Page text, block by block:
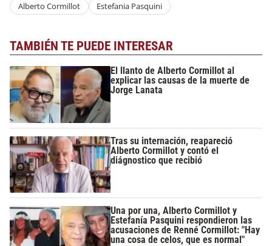
Alberto Cormillot Estefania Pasquini
TAMBIÉN TE PUEDE INTERESAR
El llanto de Alberto Cormillot al
explicar las causas de la muerte de
Jorge Lanata
Tras su internación, reapareció
Alberto Cormillot y contó el
diágnostico que recibió
Una por una, Alberto Cormillot y
Estefanía Pasquini respondieron las
acusaciones de Renné Cormillot: "Hay
una cosa de celos, que es normal"